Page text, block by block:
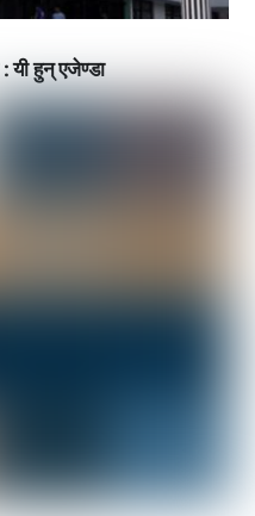
यी हुन् एजेण्डा